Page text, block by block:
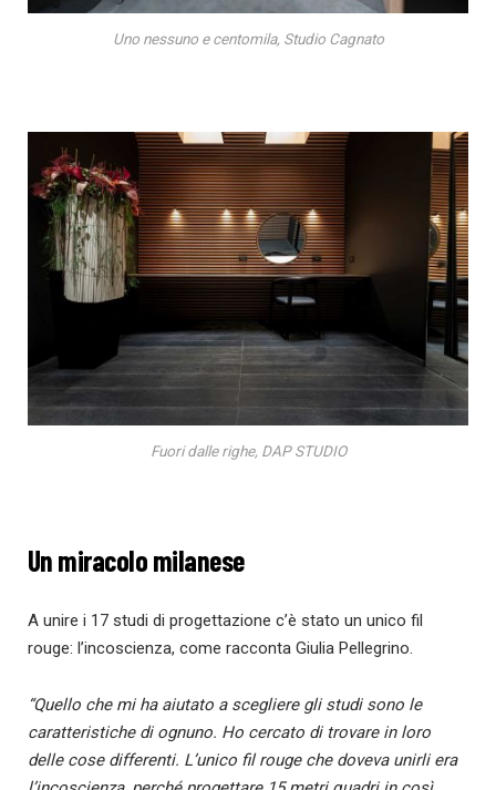
Uno nessuno e centomila, Studio Cagnato
Fuori dalle righe, DAP STUDIO
Un miracolo milanese
A unire i 17 studi di progettazione c’è stato un unico fil
rouge: l’incoscienza, come racconta Giulia Pellegrino.
“Quello che mi ha aiutato a scegliere gli studi sono le
caratteristiche di ognuno. Ho cercato di trovare in loro
delle cose differenti. L’unico fil rouge che doveva unirli era